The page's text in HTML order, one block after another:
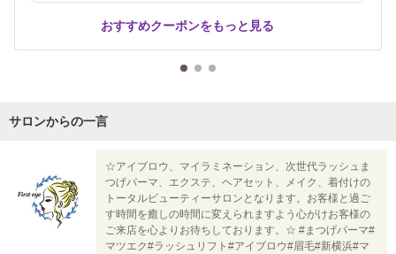
おすすめクーポンをもっと見る
サロンからの一言
☆アイブロウ、マイラミネーション、次世代ラッシュま
つげパーマ、エクステ、ヘアセット、メイク、着付けの
トータルビューティーサロンとなります。お客様と過ご
す時間を癒しの時間に変えられますよう心がけお客様の
ご来店を心よりお待ちしております。☆ #まつげパーマ#
マツエク#ラッシュリフト#アイブロウ#眉毛#新横浜#マ